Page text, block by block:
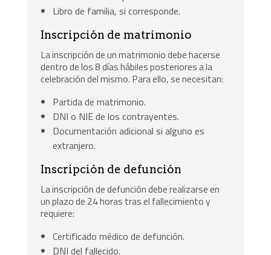
Libro de familia, si corresponde.
Inscripción de matrimonio
La inscripción de un matrimonio debe hacerse
dentro de los 8 días hábiles posteriores a la
celebración del mismo. Para ello, se necesitan:
Partida de matrimonio.
DNI o NIE de los contrayentes.
Documentación adicional si alguno es
extranjero.
Inscripción de defunción
La inscripción de defunción debe realizarse en
un plazo de 24 horas tras el fallecimiento y
requiere:
Certificado médico de defunción.
DNI del fallecido.